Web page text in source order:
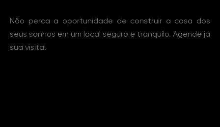
Não perca a oportunidade de construir a casa dos
seus sonhos em um local seguro e tranquilo. Agende já
sua visita!